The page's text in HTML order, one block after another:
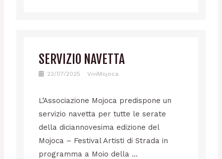
SERVIZIO NAVETTA
22/07/2025 ViviMojoca
L’Associazione Mojoca predispone un
servizio navetta per tutte le serate
della diciannovesima edizione del
Mojoca – Festival Artisti di Strada in
programma a Moio della ...